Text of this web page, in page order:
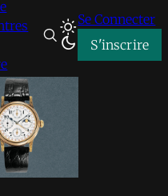
Se Connecter
S'inscrire